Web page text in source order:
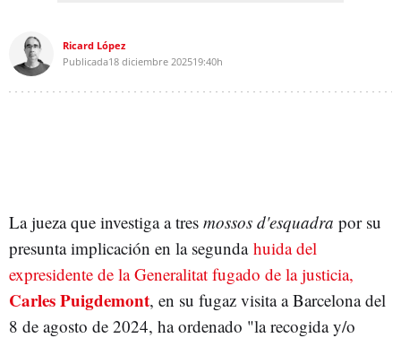
Ricard López
Publicada18 diciembre 202519:40h
La jueza que investiga a tres mossos d'esquadra por su
presunta implicación en la segunda huida del
expresidente de la Generalitat fugado de la justicia,
Carles Puigdemont, en su fugaz visita a Barcelona del
8 de agosto de 2024, ha ordenado "la recogida y/o